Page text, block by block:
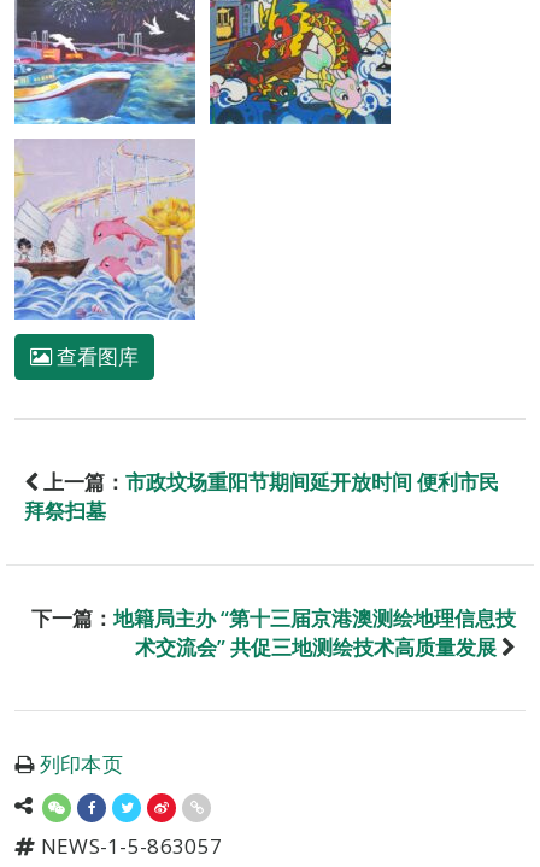
查看图库
上一篇： 市政坟场重阳节期间延开放时间 便利市民
拜祭扫墓
下一篇： 地籍局主办 “第十三届京港澳测绘地理信息技
术交流会” 共促三地测绘技术高质量发展
列印本页
NEWS-1-5-863057